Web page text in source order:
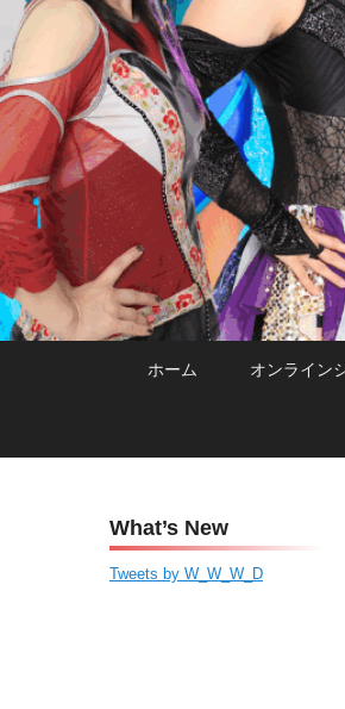
ホーム オンライン
What’s New
Tweets by W_W_W_D